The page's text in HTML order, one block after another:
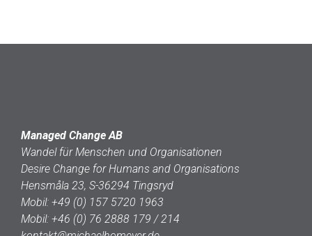
Managed Change AB
Wandel für Menschen und Organisationen
Desire Change for Humans and Organisations
Hensmåla 23, S-36294 Tingsryd
Mobil: +49 (0) 157 5720 1963
Mobil: +46 (0) 76 2888 179 / 214